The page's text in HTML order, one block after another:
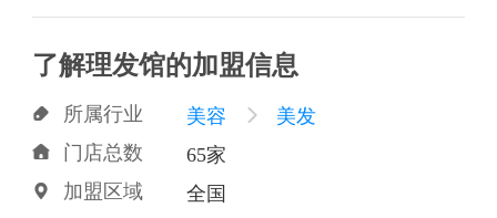
了解理发馆的加盟信息
 所属行业 美容  美发
 门店总数 65家
 加盟区域 全国